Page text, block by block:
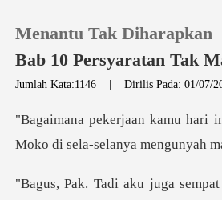
Menantu Tak Diharapkan
Bab 10 Persyaratan Tak
Jumlah Kata:1146 |Dirilis Pada: 01/07/
Moko di